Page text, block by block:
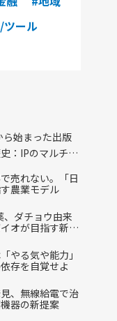
ツール
ら始まった出版
：IPのマルチレ
売れない。「日
農業モデル
、ダチョウ由来
オが目指す新し
やる気や能力」
存を自覚せよ
、無線給電で治
器の新提案